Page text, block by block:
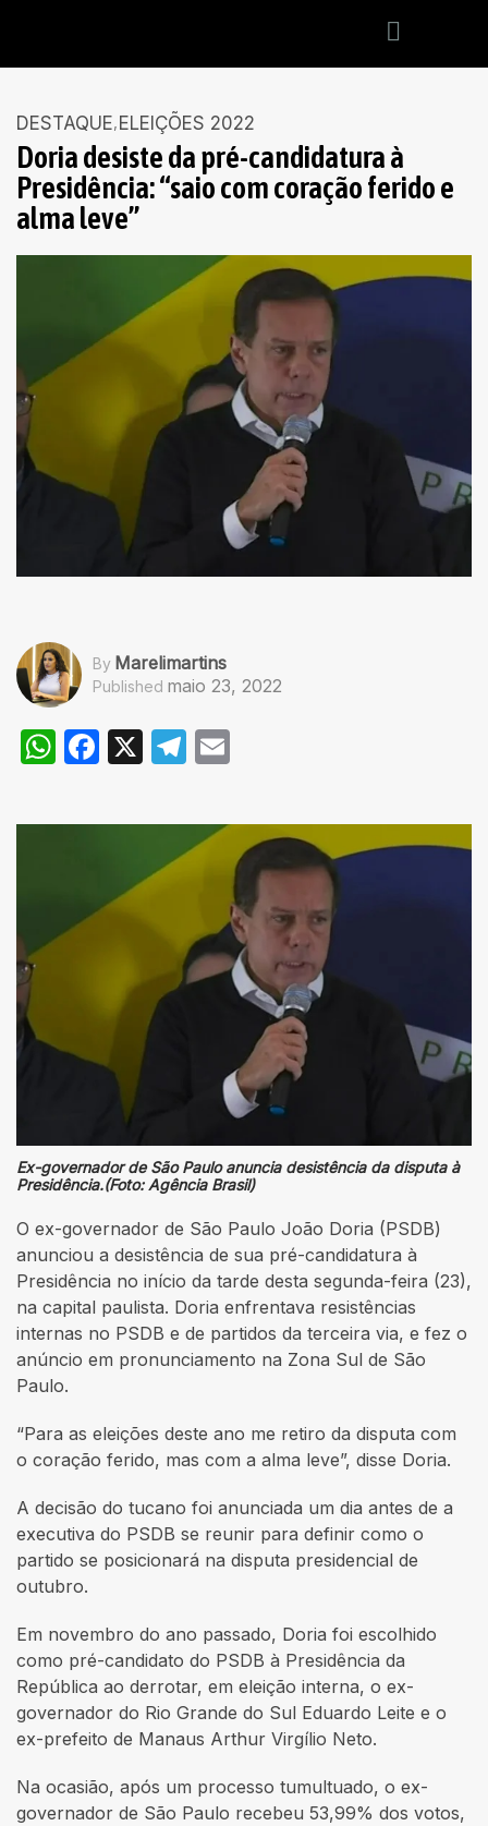
DESTAQUE ELEIÇÕES 2022
Doria desiste da pré-candidatura à
Presidência: “saio com coração ferido e
alma leve”
By Marelimartins
Published maio 23, 2022
WhatsApp
Facebook
X Telegram
Ex-governador de São Paulo anuncia desistência da disputa à
Presidência.(Foto: Agência Brasil)
O ex-governador de São Paulo João Doria (PSDB)
anunciou a desistência de sua pré-candidatura à
Presidência no início da tarde desta segunda-feira (23),
na capital paulista. Doria enfrentava resistências
internas no PSDB e de partidos da terceira via, e fez o
anúncio em pronunciamento na Zona Sul de São
Paulo.
“Para as eleições deste ano me retiro da disputa com
o coração ferido, mas com a alma leve”, disse Doria.
A decisão do tucano foi anunciada um dia antes de a
executiva do PSDB se reunir para definir como o
partido se posicionará na disputa presidencial de
outubro.
Em novembro do ano passado, Doria foi escolhido
como pré-candidato do PSDB à Presidência da
República ao derrotar, em eleição interna, o ex-
governador do Rio Grande do Sul Eduardo Leite e o
ex-prefeito de Manaus Arthur Virgílio Neto.
Na ocasião, após um processo tumultuado, o ex-
governador de São Paulo recebeu 53,99% dos votos,